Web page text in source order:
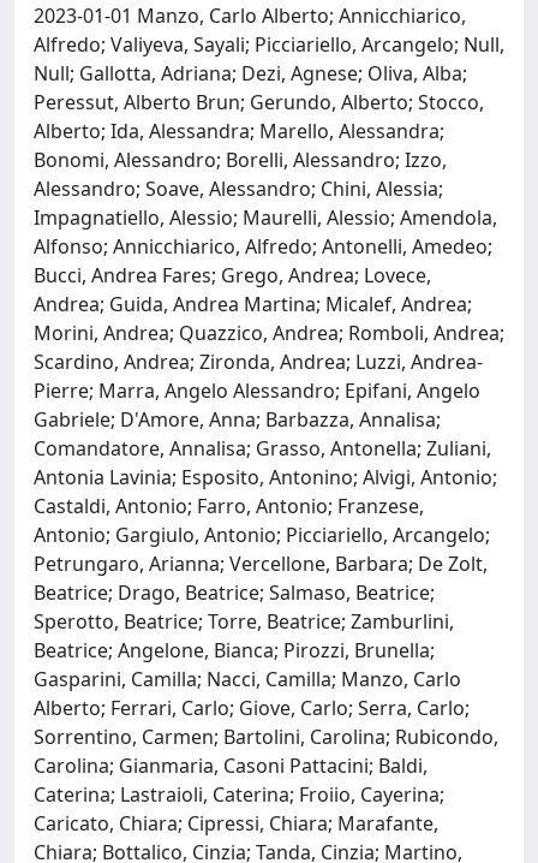
2023-01-01 Manzo, Carlo Alberto; Annicchiarico,
Alfredo; Valiyeva, Sayali; Picciariello, Arcangelo; Null,
Null; Gallotta, Adriana; Dezi, Agnese; Oliva, Alba;
Peressut, Alberto Brun; Gerundo, Alberto; Stocco,
Alberto; Ida, Alessandra; Marello, Alessandra;
Bonomi, Alessandro; Borelli, Alessandro; Izzo,
Alessandro; Soave, Alessandro; Chini, Alessia;
Impagnatiello, Alessio; Maurelli, Alessio; Amendola,
Alfonso; Annicchiarico, Alfredo; Antonelli, Amedeo;
Bucci, Andrea Fares; Grego, Andrea; Lovece,
Andrea; Guida, Andrea Martina; Micalef, Andrea;
Morini, Andrea; Quazzico, Andrea; Romboli, Andrea;
Scardino, Andrea; Zironda, Andrea; Luzzi, Andrea-
Pierre; Marra, Angelo Alessandro; Epifani, Angelo
Gabriele; D'Amore, Anna; Barbazza, Annalisa;
Comandatore, Annalisa; Grasso, Antonella; Zuliani,
Antonia Lavinia; Esposito, Antonino; Alvigi, Antonio;
Castaldi, Antonio; Farro, Antonio; Franzese,
Antonio; Gargiulo, Antonio; Picciariello, Arcangelo;
Petrungaro, Arianna; Vercellone, Barbara; De Zolt,
Beatrice; Drago, Beatrice; Salmaso, Beatrice;
Sperotto, Beatrice; Torre, Beatrice; Zamburlini,
Beatrice; Angelone, Bianca; Pirozzi, Brunella;
Gasparini, Camilla; Nacci, Camilla; Manzo, Carlo
Alberto; Ferrari, Carlo; Giove, Carlo; Serra, Carlo;
Sorrentino, Carmen; Bartolini, Carolina; Rubicondo,
Carolina; Gianmaria, Casoni Pattacini; Baldi,
Caterina; Lastraioli, Caterina; Froiio, Cayerina;
Caricato, Chiara; Cipressi, Chiara; Marafante,
Chiara; Bottalico, Cinzia; Tanda, Cinzia; Martino,